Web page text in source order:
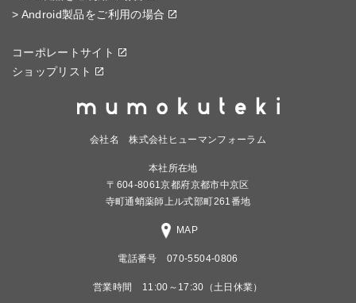
> Android製品をご利用の場合
コーポレートサイト
ショップリスト
会社名 株式会社ヒューマンフォーラム
本社所在地
〒604-8061京都府京都市中京区
寺町通蛸薬師上ル式部町261番地
MAP
電話番号 070-5504-0806
営業時間 11:00～17:30（土日休業）